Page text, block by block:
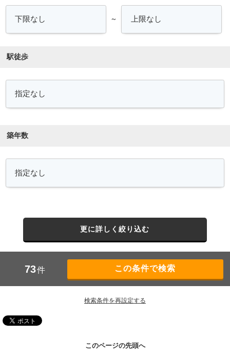
～
駅徒歩
築年数
更に詳しく絞り込む
73件
検索条件を再設定する
このページの先頭へ